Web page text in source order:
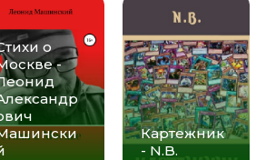
о
-
Картежник
- N.B.